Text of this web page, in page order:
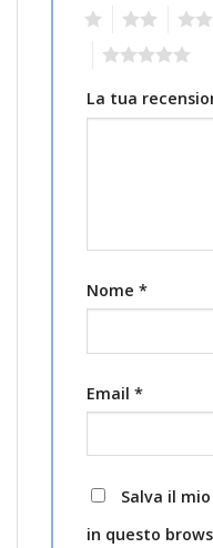
La tua
Nome *
Email *
Salva il
in questo